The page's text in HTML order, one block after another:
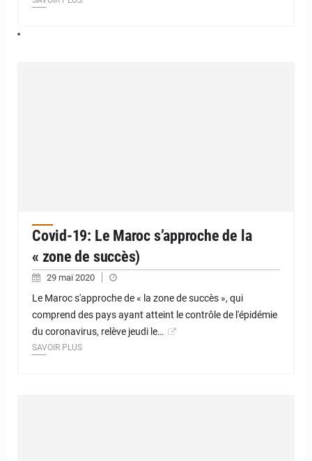
Covid-19: Le Maroc s’approche de la
« zone de succès)
29 mai 2020
Le Maroc s'approche de « la zone de succès », qui
comprend des pays ayant atteint le contrôle de l'épidémie
du coronavirus, relève jeudi le…
SAVOIR PLUS